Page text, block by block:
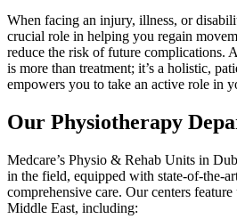
When facing an injury, illness, or
crucial role in helping you regain
reduce the risk of future complications.
is more than treatment; it’s a holistic,
empowers you to take an active role in
Our Physiotherapy
Medcare’s Physio & Rehab Units in
in the field, equipped with state-of-the-
comprehensive care. Our centers
Middle East, including: